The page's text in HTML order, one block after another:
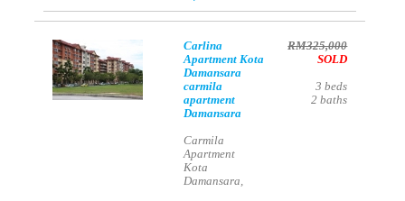
Carlina
Apartment Kota
Damansara
carmila
apartment
Damansara
Carmila
Apartment
Kota
Damansara,
RM325,000
SOLD
3 beds
2 baths